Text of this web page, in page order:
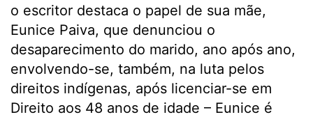
o escritor destaca o papel de sua mãe,
Eunice Paiva, que denunciou o
desaparecimento do marido, ano após ano,
envolvendo-se, também, na luta pelos
direitos indígenas, após licenciar-se em
Direito aos 48 anos de idade – Eunice é